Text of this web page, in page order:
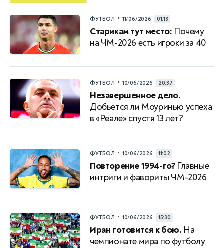
ФУТБОЛ • 11/06/2026 01:13
Старикам тут место: Почему
на ЧМ-2026 есть игроки за 40
ФУТБОЛ • 10/06/2026 20:37
Незавершенное дело.
Добьется ли Моуринью успеха
в «Реале» спустя 13 лет?
ФУТБОЛ • 10/06/2026 11:02
Повторение 1994-го?Главные
интриги и фавориты ЧМ-2026
ФУТБОЛ • 10/06/2026 15:30
Иран готовится к бою. На
чемпионате мира по футболу